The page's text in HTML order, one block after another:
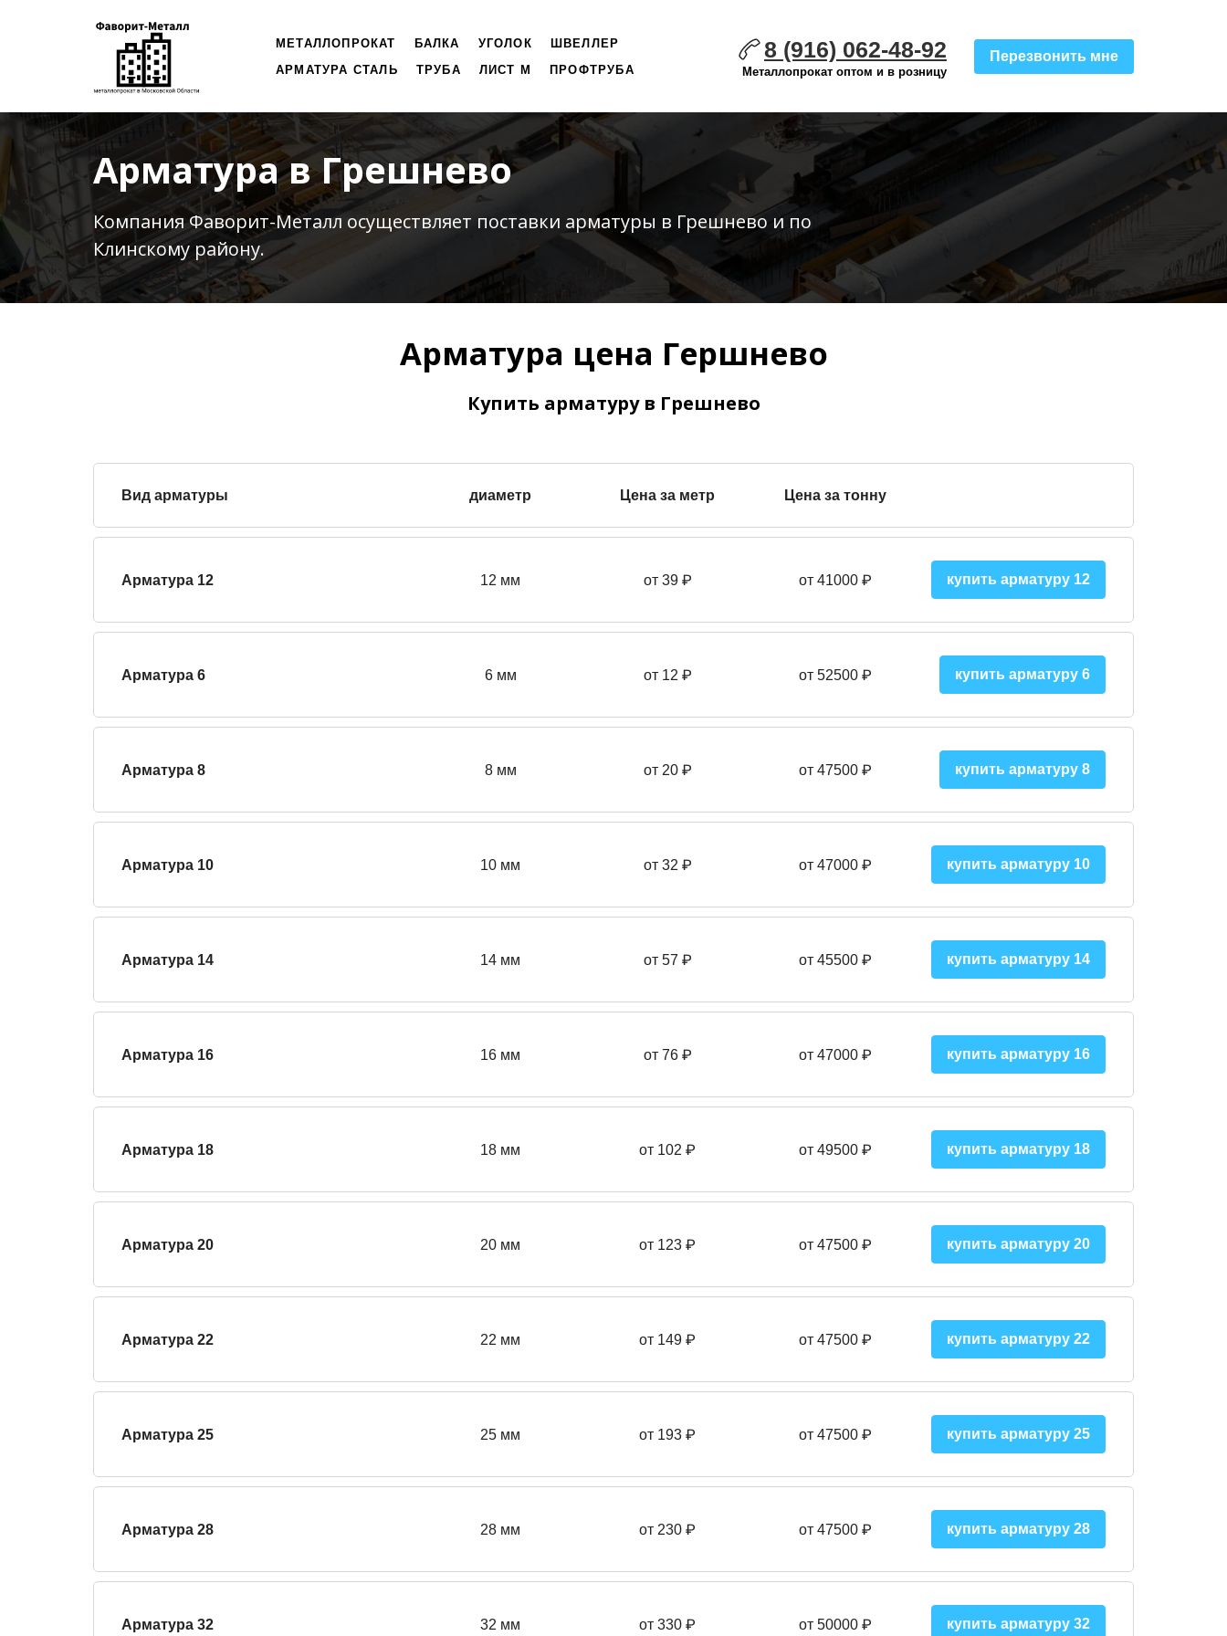
МЕТАЛЛОПРОКАТ БАЛКА УГОЛОК
ШВЕЛЛЕР
АРМАТУРА СТАЛЬ
ТРУБА ЛИСТ М ПРОФТРУБА
8 (916) 062-48-92
Металлопрокат оптом и в розницу
Перезвонить мне
Арматура в Грешнево
Компания Фаворит-Металл осуществляет поставки арматуры в Грешнево и по
Клинскому району.
Арматура цена Гершнево
Купить арматуру в Грешнево
Вид арматуры диаметр Цена за метр Цена за тонну
Арматура 12 12 мм от 39₽ от 41000₽ купить арматуру 12
Арматура 6 6 мм от 12 ₽ от 52500₽ купить арматуру 6
Арматура 8 8 мм от 20 ₽ от 47500₽ купить арматуру 8
Арматура 10 10 мм от 32 ₽ от 47000₽ купить арматуру 10
Арматура 14 14 мм от 57 ₽ от 45500₽ купить арматуру 14
Арматура 16 16 мм от 76 ₽ от 47000 ₽ купить арматуру 16
Арматура 18 18 мм от 102 ₽ от 49500 ₽ купить арматуру 18
Арматура 20 20 мм от 123 ₽ от 47500 ₽ купить арматуру 20
Арматура 22 22 мм от 149 ₽ от 47500 ₽ купить арматуру 22
Арматура 25 25 мм от 193 ₽ от 47500₽ купить арматуру 25
Арматура 28 28 мм от 230 ₽ от 47500₽ купить арматуру 28
Арматура 32 32 мм от 330 ₽ от 50000₽ купить арматуру 32